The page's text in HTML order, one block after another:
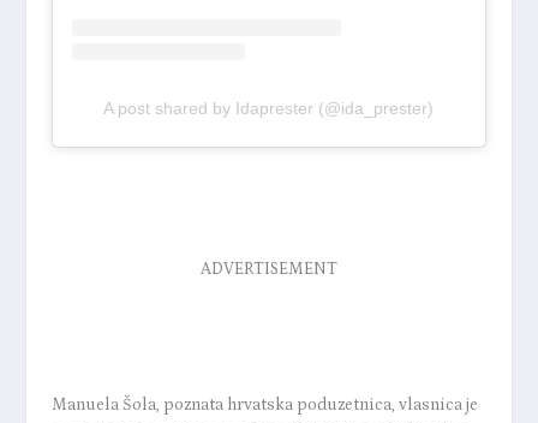
A post shared by Idaprester (@ida_prester)
ADVERTISEMENT
Manuela Šola, poznata hrvatska poduzetnica, vlasnica je